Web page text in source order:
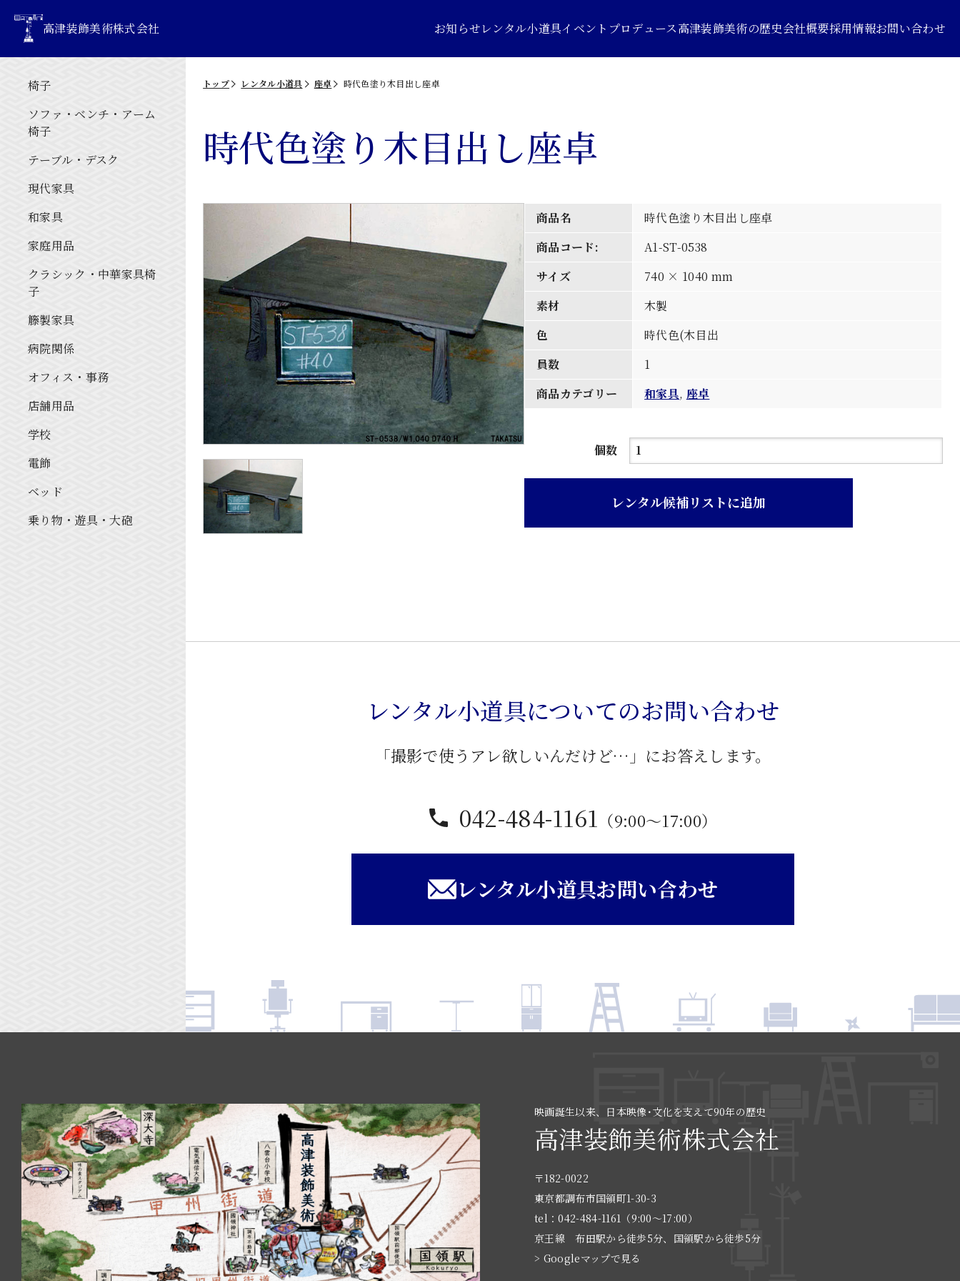
高津装飾美術株式会社 お知らせレンタル小道具イベントプロデュース高津装飾美術の歴史会社概要採用情報お問い合わせ
椅子
ソファ・ベンチ・アーム
椅子
テーブル・デスク
現代家具
和家具
家庭用品
クラシック・中華家具椅
子
籐製家具
病院関係
オフィス・事務
店舗用品
学校
電飾
ベッド
乗り物・遊具・大砲
トップ レンタル小道具 座卓 時代色塗り木目出し座卓
時代色塗り木目出し座卓
商品名
時代色塗り木目出し座卓
商品コード:
A1-ST-0538
サイズ
740 × 1040 mm
素材
木製
色
時代色(木目出
員数
1
商品カテゴリー
和家具, 座卓
個数
時
個
レンタル候補リストに追加
レンタル小道具についてのお問い合わせ
「撮影で使うアレ欲しいんだけど…」にお答えします。
042-484-1161 （9:00〜17:00）
レンタル小道具お問い合わせ
映画誕生以来、日本映像･文化を支えて90年の歴史
高津装飾美術株式会社
〒182-0022
東京都調布市国領町1-30-3
tel：042-484-1161（9:00〜17:00）
京王線 布田駅から徒歩5分、国領駅から徒歩5分
> Googleマップで見る